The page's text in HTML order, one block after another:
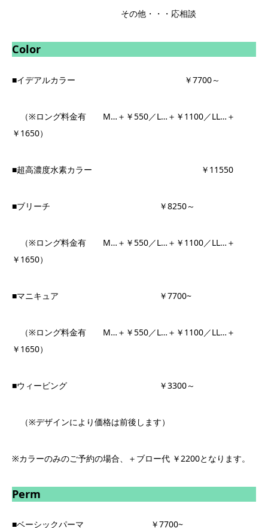
その他・・・応相談
Color
■イデアルカラー ￥7700～
（※ロング料金有 M…＋￥550／L…＋￥1100／LL…＋
￥1650）
■超高濃度水素カラー ￥11550
■ブリーチ ￥8250～
（※ロング料金有 M…＋￥550／L…＋￥1100／LL…＋
￥1650）
■マニキュア ￥7700~
（※ロング料金有 M…＋￥550／L…＋￥1100／LL…＋
￥1650）
■ウィービング ￥3300～
（※デザインにより価格は前後します）
※カラーのみのご予約の場合、＋ブロー代 ￥2200となります。
Perm
■ベーシックパーマ ￥7700~